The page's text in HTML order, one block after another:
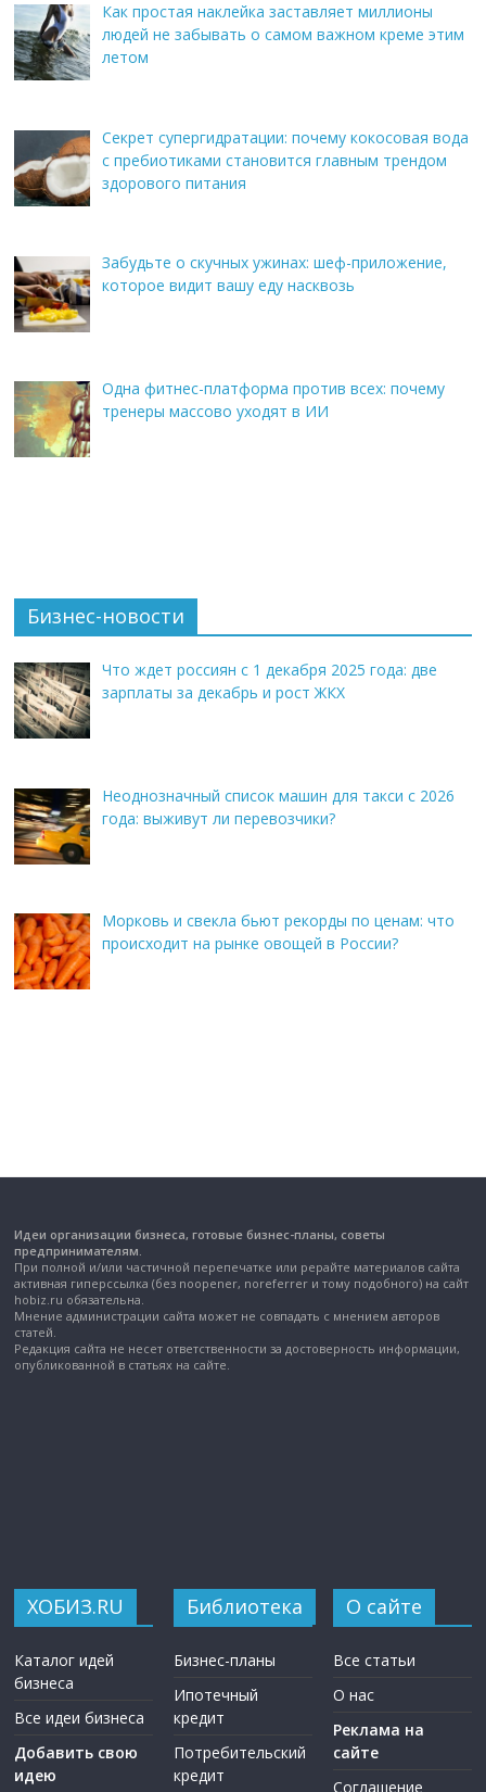
Как простая наклейка заставляет миллионы
людей не забывать о самом важном креме этим
летом
Секрет супергидратации: почему кокосовая вода
с пребиотиками становится главным трендом
здорового питания
Забудьте о скучных ужинах: шеф-приложение,
которое видит вашу еду насквозь
Одна фитнес-платформа против всех: почему
тренеры массово уходят в ИИ
Бизнес-новости
Что ждет россиян с 1 декабря 2025 года: две
зарплаты за декабрь и рост ЖКХ
Неоднозначный список машин для такси с 2026
года: выживут ли перевозчики?
Морковь и свекла бьют рекорды по ценам: что
происходит на рынке овощей в России?
Идеи организации бизнеса, готовые бизнес-планы, советы
предпринимателям.
При полной и/или частичной перепечатке или рерайте материалов сайта
активная гиперссылка (без noopener, noreferrer и тому подобного) на сайт
hobiz.ru обязательна.
Мнение администрации сайта может не совпадать с мнением авторов
статей.
Редакция сайта не несет ответственности за достоверность информации,
опубликованной в статьях на сайте.
ХОБИЗ.RU
Каталог идей
бизнеса
Все идеи бизнеса
Добавить свою
идею
Библиотека
Бизнес-планы
Ипотечный
кредит
Потребительский
кредит
О сайте
Все статьи
О нас
Реклама на
сайте
Соглашение